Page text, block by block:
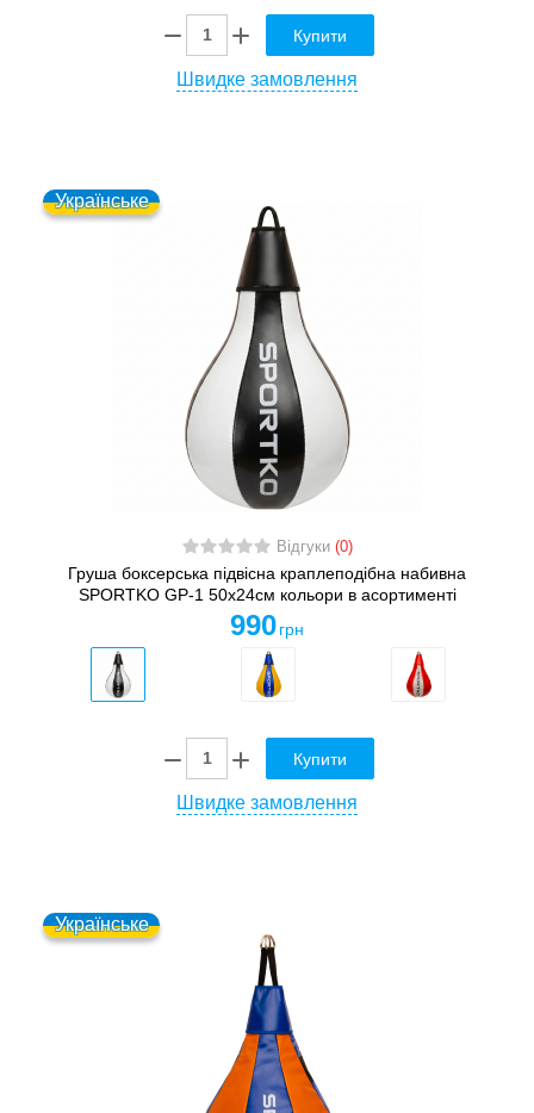
Купити
Швидке замовлення
Українське
Відгуки (0)
Груша боксерська підвісна краплеподібна набивна
SPORTKO GP-1 50x24см кольори в асортименті
990 грн
Купити
Швидке замовлення
Українське